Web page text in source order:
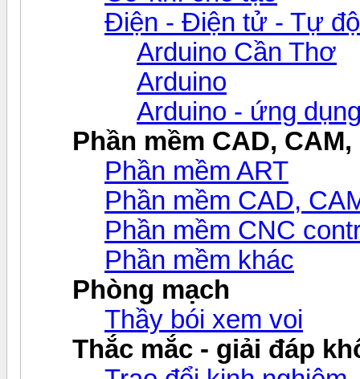
Điện - Điện tử - Tự
Arduino Cần Thơ
Arduino
Arduino - ứng
Phần mềm CAD, CAM,
Phần mềm ART
Phần mềm CAD,
Phần mềm CNC
Phần mềm khác
Phòng mạch
Thầy bói xem voi
Thắc mắc - giải đáp